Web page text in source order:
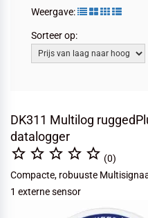
Weergave:
Sorteer op:
DK311 Multilog
datalogger
     (0)
Compacte, robuuste
1 externe sensor